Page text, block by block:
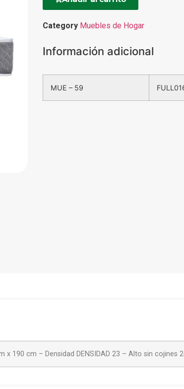
Category Muebles de Hogar
Información adicional
MUE – 59
190 cm – Densidad DENSIDAD 23 – Alto sin cojines